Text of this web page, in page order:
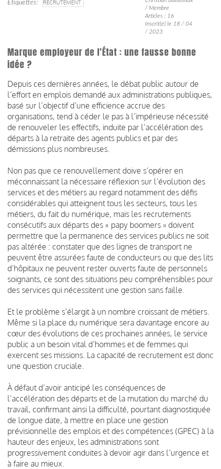
Étiquettes RECRUTEMENT
/ Membre
Articles : 16
Inscrit(e) le 18 / 04
/ 2023
Marque employeur de l'État : une fausse bonne
idée ?
Depuis ces dernières années, le débat public autour de
l’effort en emplois demandé aux administrations publiques,
basé sur l’objectif d’une efficience accrue des
organisations, tend à céder le pas à l’impérieuse nécessité
de renouveler les effectifs, induite par l’accélération des
départs à la retraite des agents publics et par des
démissions plus nombreuses.
Non pas que ce renouvellement doive s’opérer en
méconnaissant la nécessaire réflexion sur l’évolution des
services et des métiers au regard notamment des défis
considérables qui atteignent tous les secteurs, tous les
métiers, du fait du numérique, mais les recrutements
consécutifs aux départs des « papy boomers » doivent
permettre que la permanence des services publics ne soit
pas altérée : constater que des lignes de transport ne
peuvent être assurées faute de conducteurs ou que des lits
d’hôpitaux ne peuvent rester ouverts faute de personnels
soignants, ce sont des situations peu compréhensibles pour
des services qui nécessitent une gestion sans faille.
Et le problème s’élargit à un nombre croissant de métiers.
Même si la place du numérique sera davantage encore au
cœur des évolutions de ces prochaines années, le service
public a un besoin vital d’hommes et de femmes qui
exercent ses missions. La capacité de recrutement est donc
une question cruciale.
À défaut d’avoir anticipé les conséquences de
l’accélération des départs et de la mutation du marché du
travail, confirmant ainsi la difficulté, pourtant diagnostiquée
de longue date, à mettre en place une gestion
prévisionnelle des emplois et des compétences (GPEC) à la
hauteur des enjeux, les administrations sont
progressivement conduites à devoir agir dans l’urgence et
à faire au mieux.